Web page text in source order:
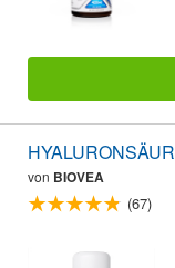
von BIOVEA
(67)